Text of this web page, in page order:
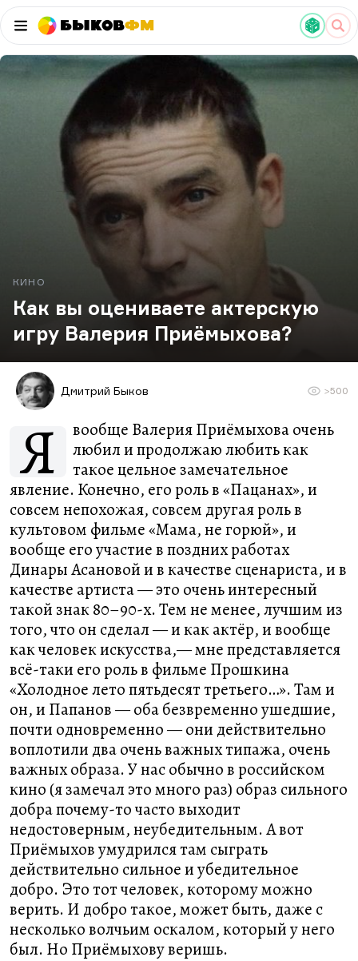
БыковФМ
КИНО
Как вы оцениваете актерскую
игру Валерия Приёмыхова?
Дмитрий Быков >500
Я
вообще Валерия Приёмыхова очень
любил и продолжаю любить как
такое цельное замечательное
явление. Конечно, его роль в «Пацанах», и
совсем непохожая, совсем другая роль в
культовом фильме «Мама, не горюй», и
вообще его участие в поздних работах
Динары Асановой и в качестве сценариста, и в
качестве артиста — это очень интересный
такой знак 80–90-х. Тем не менее, лучшим из
того, что он сделал — и как актёр, и вообще
как человек искусства,— мне представляется
всё-таки его роль в фильме Прошкина
«Холодное лето пятьдесят третьего…». Там и
он, и Папанов — оба безвременно ушедшие,
почти одновременно — они действительно
воплотили два очень важных типажа, очень
важных образа. У нас обычно в российском
кино (я замечал это много раз) образ сильного
добра почему-то часто выходит
недостоверным, неубедительным. А вот
Приёмыхов умудрился там сыграть
действительно сильное и убедительное
добро. Это тот человек, которому можно
верить. И добро такое, может быть, даже с
несколько волчьим оскалом, который у него
был. Но Приёмыхову веришь.